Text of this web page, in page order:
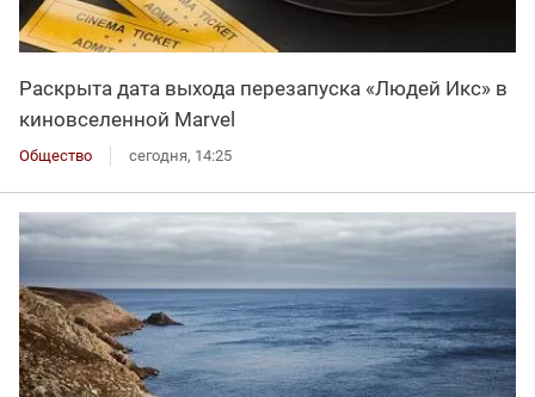
Раскрыта дата выхода перезапуска «Людей Икс» в
киновселенной Marvel
Общество сегодня, 14:25